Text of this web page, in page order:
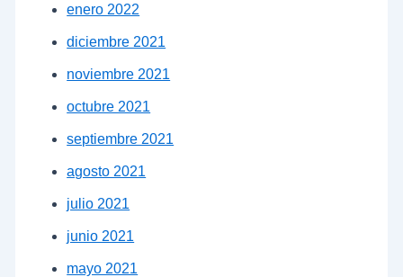
enero 2022
diciembre 2021
noviembre 2021
octubre 2021
septiembre 2021
agosto 2021
julio 2021
junio 2021
mayo 2021